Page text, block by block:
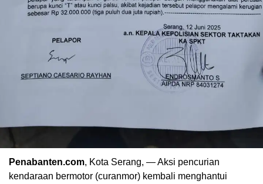
Penabanten.com, Kota Serang, — Aksi pencurian
kendaraan bermotor (curanmor) kembali menghantui